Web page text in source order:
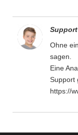
Support
Ohne
sagen.
Eine
Support
https://